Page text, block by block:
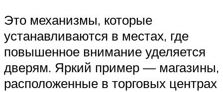
Это механизмы, которые
устанавливаются в местах, где
повышенное внимание уделяется
дверям. Яркий пример — магазины,
расположенные в торговых центрах